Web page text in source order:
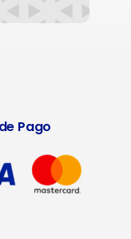
Pago